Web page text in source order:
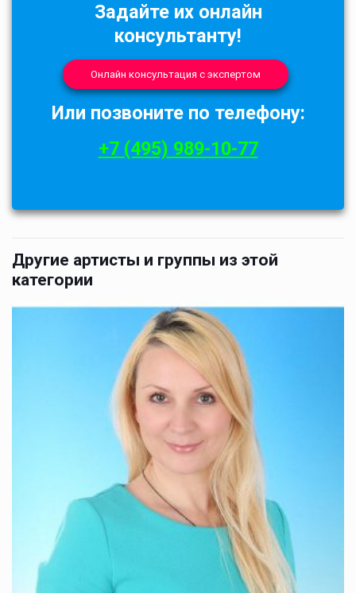
Задайте их онлайн
консультанту!
Онлайн консультация с экспертом
Или позвоните по телефону:
+7 (495) 989-10-77
Другие артисты и группы из этой
категории